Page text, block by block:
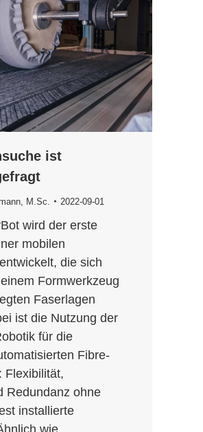
ist
M.Sc. 2022-09-01
wird der erste
mobilen
die sich
Formwerkzeug
Faserlagen
ist die Nutzung der
für die
Fibre-
Flexibilität,
Redundanz ohne
installierte
wie